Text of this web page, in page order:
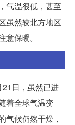
气温很低，甚至
虽然较北方地区
保暖。
日，虽然已进
着全球气温变
气候仍然干燥，